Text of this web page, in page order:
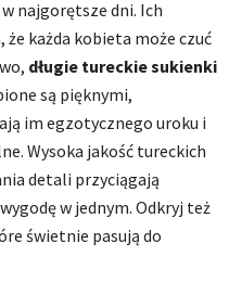
najgorętsze dni. Ich
że każda kobieta może czuć
długie tureckie sukienki
są pięknymi,
im egzotycznego uroku i
Wysoka jakość tureckich
detali przyciągają
w jednym. Odkryj też
świetnie pasują do